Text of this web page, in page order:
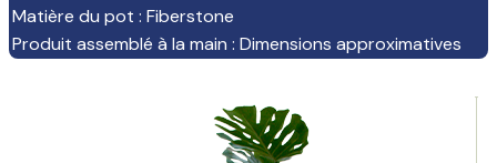
Matière du pot : Fiberstone
Produit assemblé à la main : Dimensions approximatives